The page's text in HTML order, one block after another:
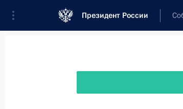
Президент России
Название документа или его